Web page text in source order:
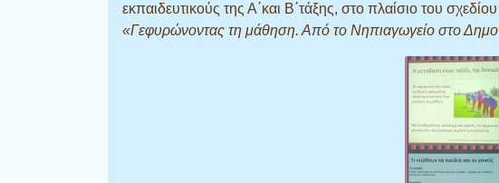
εκπαιδευτικούς της Α΄και Β΄τάξης, στο πλαίσιο του
«Γεφυρώνοντας τη μάθηση. Από το Νηπιαγωγείο στο